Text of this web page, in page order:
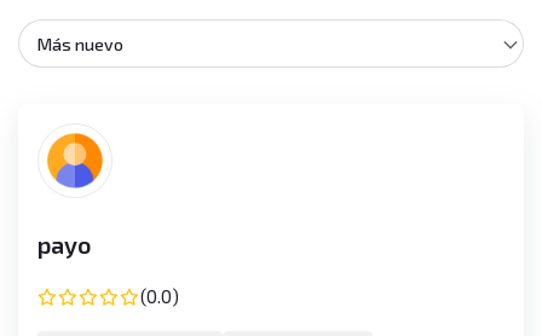
Más nuevo
payo
(0.0)